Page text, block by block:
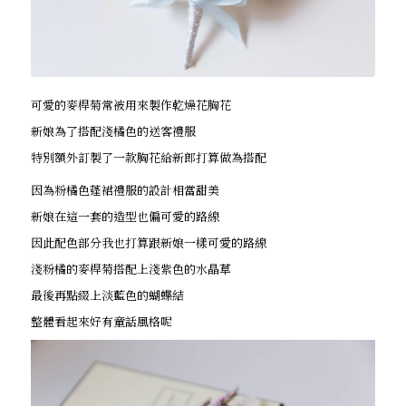
可愛的麥桿菊常被用來製作乾燥花胸花
新娘為了搭配淺橘色的送客禮服
特別額外訂製了一款胸花給新郎打算做為搭配
因為粉橘色蓬裙禮服的設計相當甜美
新娘在這一套的造型也偏可愛的路線
因此配色部分我也打算跟新娘一樣可愛的路線
淺粉橘的麥桿菊搭配上淺紫色的水晶草
最後再點綴上淡藍色的蝴蝶結
整體看起來好有童話風格呢